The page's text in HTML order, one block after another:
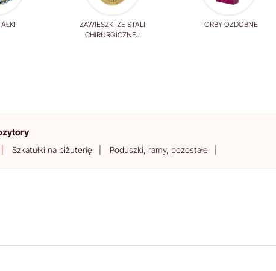
ZAWIESZKI ZE STALI
CHIRURGICZNEJ
TORBY OZDOBNE
Szkatułki na biżuterię Poduszki, ramy, pozostałe